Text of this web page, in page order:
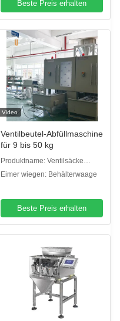
Beste Preis erhalten
Video
Ventilbeutel-Abfüllmaschine
für 9 bis 50 kg
Produktname: Ventilsäcke
Gewichtung Füllmaschine
Eimer wiegen: Behälterwaage
Beste Preis erhalten